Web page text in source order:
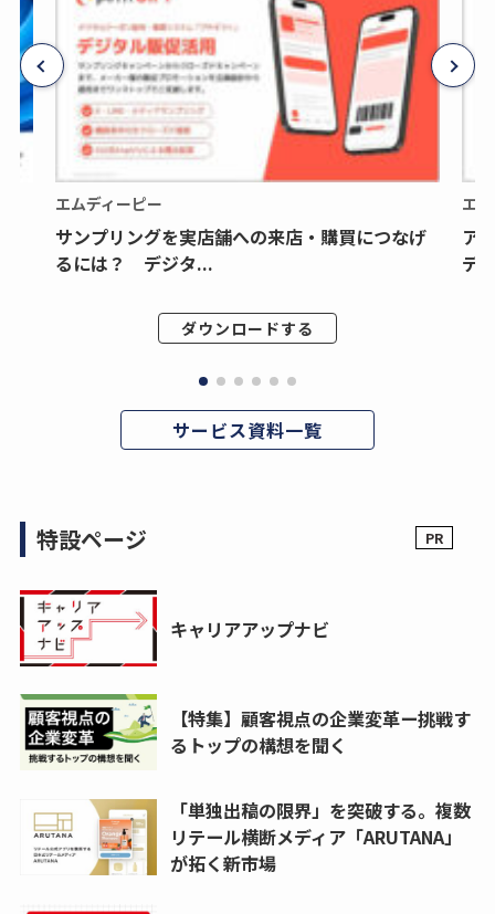
エムディーピー
サンプリングを実店舗への来店・購買につなげ
るには？ デジタ...
ダウンロードする
エ
ア
デ
サービス資料一覧
特設ページ
キャリアアップナビ
【特集】顧客視点の企業変革ー挑戦す
るトップの構想を聞く
「単独出稿の限界」を突破する。複数
リテール横断メディア「ARUTANA」
が拓く新市場